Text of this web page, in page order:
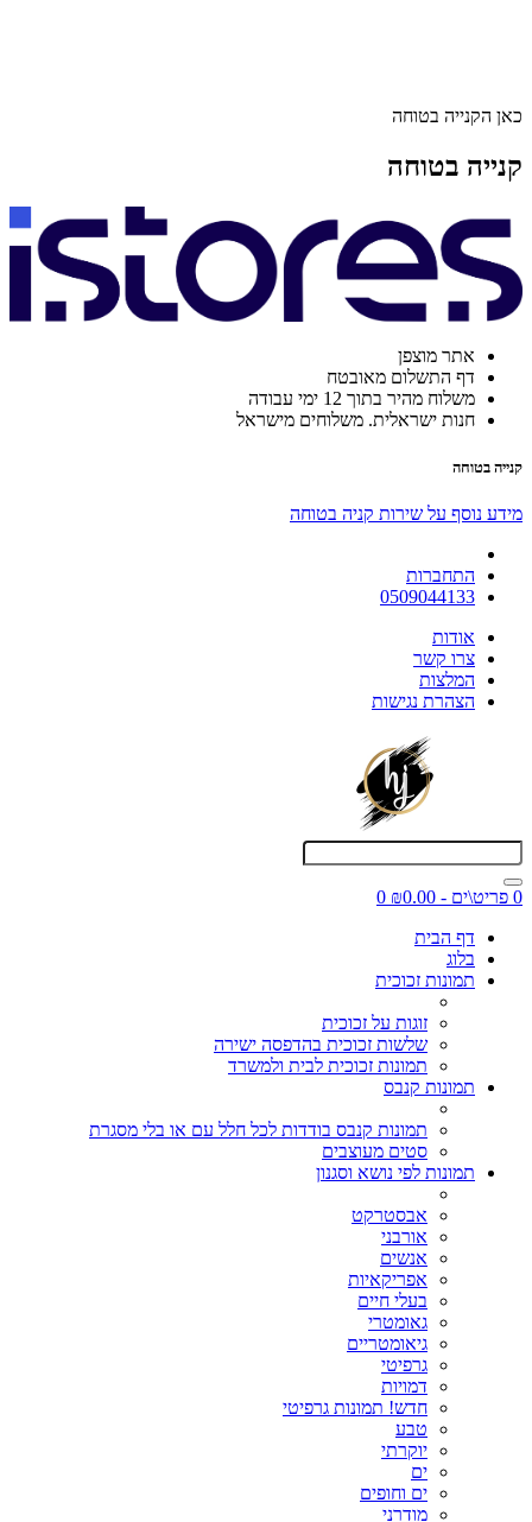
כאן הקנייה בטוחה
קנייה בטוחה
אתר מוצפן
דף התשלום מאובטח
משלוח מהיר בתוך 12 ימי עבודה
חנות ישראלית. משלוחים מישראל
קנייה בטוחה
מידע נוסף על שירות קניה בטוחה
התחברות
0509044133
אודות
צרו קשר
המלצות
הצהרת נגישות
0 פריט\ים - ₪0.00
0
דף הבית
בלוג
תמונות זכוכית
זוגות על זכוכית
שלשות זכוכית בהדפסה ישירה
תמונות זכוכית לבית ולמשרד
תמונות קנבס
תמונות קנבס בודדות לכל חלל עם או בלי מסגרת
סטים מעוצבים
תמונות לפי נושא וסגנון
אבסטרקט
אורבני
אנשים
אפריקאיות
בעלי חיים
גאומטרי
גיאומטריים
גרפיטי
דמויות
חדש! תמונות גרפיטי
טבע
יוקרתי
ים
ים וחופים
מודרני